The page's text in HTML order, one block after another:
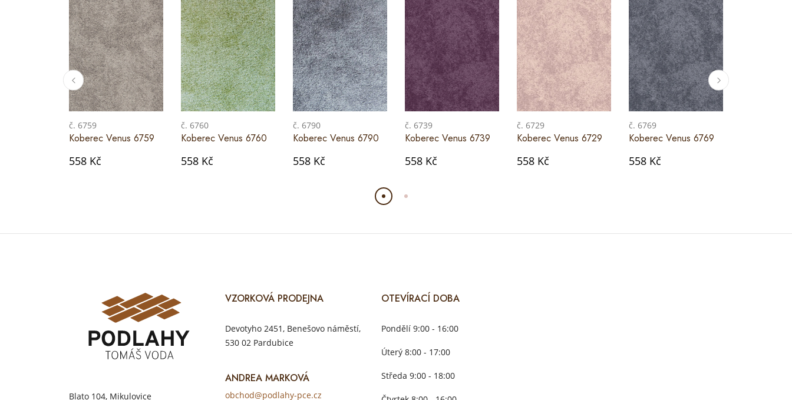
č. 6759
Koberec Venus 6759
558 Kč
č. 6760
Koberec Venus 6760
558 Kč
č. 6790
Koberec Venus 6790
558 Kč
č. 6739
Koberec Venus 6739
558 Kč
č. 6729
Koberec Venus 6729
558 Kč
č. 6769
Koberec Venus 6769
558 Kč
Blato 104, Mikulovice
VZORKOVÁ PRODEJNA
Devotyho 2451, Benešovo náměstí,
530 02 Pardubice
ANDREA MARKOVÁ
obchod@podlahy-pce.cz
OTEVÍRACÍ DOBA
Pondělí 9:00 - 16:00
Úterý 8:00 - 17:00
Středa 9:00 - 18:00